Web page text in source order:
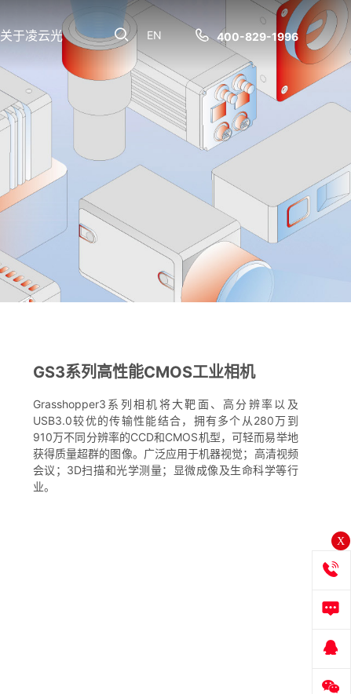
400-829-1996
EN
关于凌云光
GS3系列高性能CMOS工业相机
Grasshopper3系列相机将大靶面、高分辨率以及
USB3.0较优的传输性能结合，拥有多个从280万到
910万不同分辨率的CCD和CMOS机型，可轻而易举地
获得质量超群的图像。广泛应用于机器视觉；高清视频
会议；3D扫描和光学测量；显微成像及生命科学等行
业。
X